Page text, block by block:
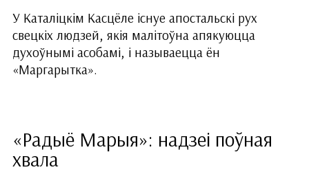
У Каталіцкім Касцёле існуе апостальскі рух
свецкіх людзей, якія малітоўна апякуюцца
духоўнымі асобамі, і называецца ён
«Маргарытка».
«Радыё Марыя»: надзеі поўная
хвала